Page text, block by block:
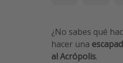
¿No sabes qué
hacer una
al Acrópolis.